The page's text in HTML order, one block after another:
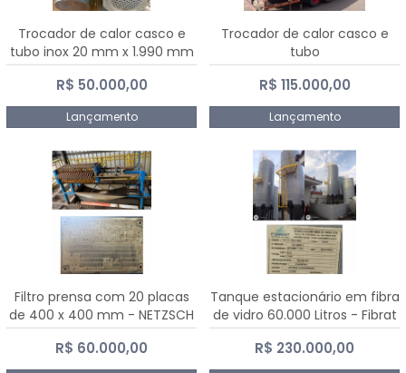
Trocador de calor casco e
tubo inox 20 mm x 1.990 mm
R$ 50.000,00
Lançamento
Trocador de calor casco e
tubo
R$ 115.000,00
Lançamento
Filtro prensa com 20 placas
de 400 x 400 mm - NETZSCH
R$ 60.000,00
Tanque estacionário em fibra
de vidro 60.000 Litros - Fibrat
R$ 230.000,00